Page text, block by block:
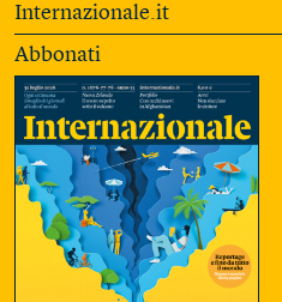
Internazionale.it
Abbonati